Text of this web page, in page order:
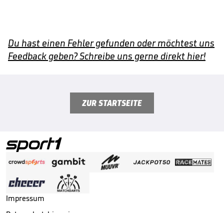
Du hast einen Fehler gefunden oder möchtest uns
Feedback geben? Schreibe uns gerne direkt hier!
ZUR STARTSEITE
Impressum